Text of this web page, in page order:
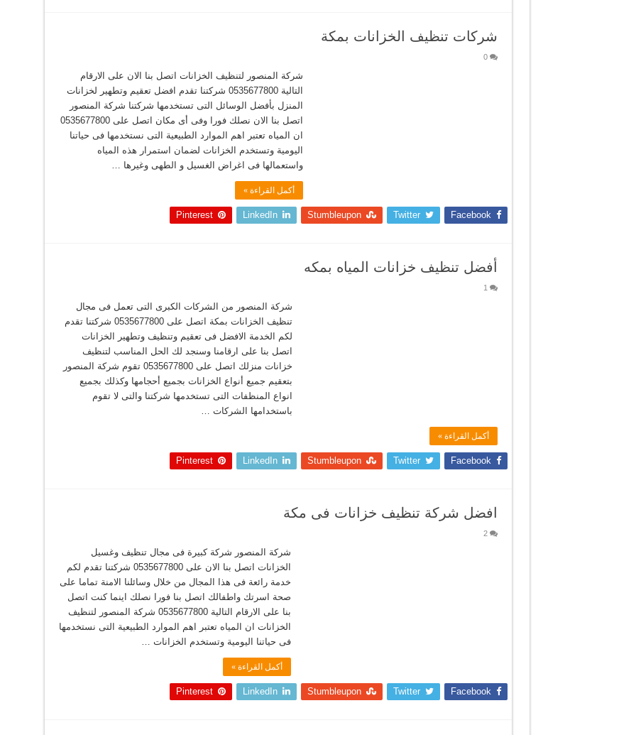
شركات تنظيف الخزانات بمكة
0
شركة المنصور لتنظيف الخزانات اتصل بنا الان على الارقام
التالية 0535677800 شركتنا تقدم افضل تعقيم وتطهير لخزانات
المنزل بأفضل الوسائل التى تستخدمها شركتنا شركة المنصور
اتصل بنا الان نصلك فورا وفى أى مكان اتصل على 0535677800
ان المياه تعتبر اهم الموارد الطبيعية التى نستخدمها فى حياتنا
اليومية وتستخدم الخزانات لضمان استمرار هذه المياه
واستعمالها فى اغراض الغسيل و الطهى وغيرها …
أكمل القراءة »
Facebook
Twitter
Stumbleupon
LinkedIn
Pinterest
أفضل تنظيف خزانات المياه بمكه
1
شركة المنصور من الشركات الكبرى التى تعمل فى مجال
تنظيف الخزانات بمكة اتصل على 0535677800 شركتنا تقدم
لكم الخدمة الافضل فى تعقيم وتنظيف وتطهير الخزانات
اتصل بنا على ارقامنا وسنجد لك الحل المناسب لتنظيف
خزانات منزلك اتصل على 0535677800 تقوم شركة المنصور
بتعقيم جميع أنواع الخزانات بجميع أحجامها وكذلك بجميع
انواع المنظفات التى تستخدمها شركتنا والتى لا تقوم
باستخدامها الشركات …
أكمل القراءة »
Facebook
Twitter
Stumbleupon
LinkedIn
Pinterest
افضل شركة تنظيف خزانات فى مكة
2
شركة المنصور شركة كبيرة فى مجال تنظيف وغسيل
الخزانات اتصل بنا الان على 0535677800 شركتنا تقدم لكم
خدمة رائعة فى هذا المجال من خلال وسائلنا الامنة تماما على
صحة اسرتك واطفالك اتصل بنا فورا نصلك اينما كنت اتصل
بنا على الارقام التالية 0535677800 شركة المنصور لتنظيف
الخزانات ان المياه تعتبر اهم الموارد الطبيعية التى نستخدمها
فى حياتنا اليومية وتستخدم الخزانات …
أكمل القراءة »
Facebook
Twitter
Stumbleupon
LinkedIn
Pinterest